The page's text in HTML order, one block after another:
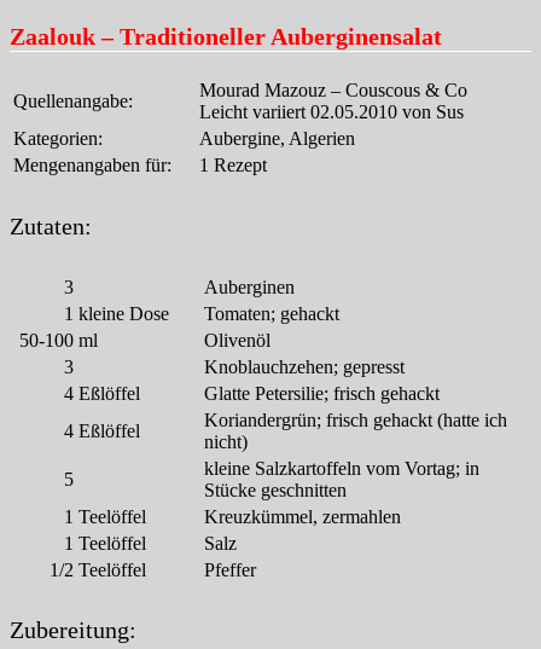
Zaalouk – Traditioneller Auberginensalat
Quellenangabe:
Mourad Mazouz – Couscous & Co
Leicht variiert 02.05.2010 von Sus
Kategorien:
Aubergine, Algerien
Mengenangaben für:
1 Rezept
Zutaten:
3
Auberginen
1 kleine Dose
Tomaten; gehackt
50-100 ml
Olivenöl
3
Knoblauchzehen; gepresst
4 Eßlöffel
Glatte Petersilie; frisch gehackt
4 Eßlöffel
Koriandergrün; frisch gehackt (hatte ich
nicht)
5
kleine Salzkartoffeln vom Vortag; in
Stücke geschnitten
1 Teelöffel
Kreuzkümmel, zermahlen
1 Teelöffel
Salz
1/2 Teelöffel Pfeffer
Zubereitung: